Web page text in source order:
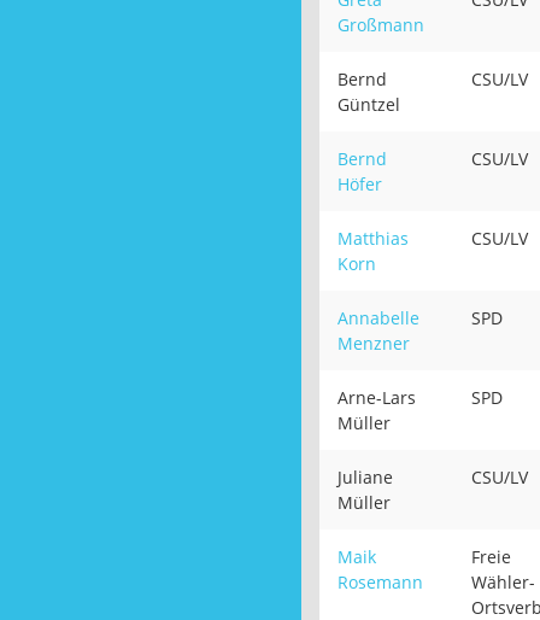
Großmann
Bernd
Güntzel
CSU/LV
Bernd
Höfer
CSU/LV
Matthias
Korn
CSU/LV
Annabelle
Menzner
SPD
Arne-Lars
Müller
SPD
Juliane
Müller
CSU/LV
Maik
Rosemann
Freie
Wähler-